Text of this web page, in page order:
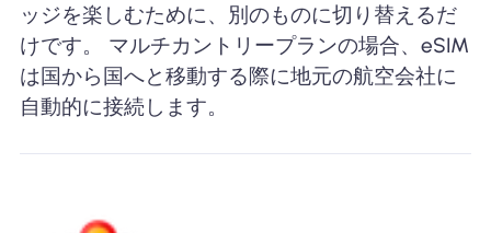
ッジを楽しむために、別のものに切り替えるだ
けです。 マルチカントリープランの場合、eSIM
は国から国へと移動する際に地元の航空会社に
自動的に接続します。